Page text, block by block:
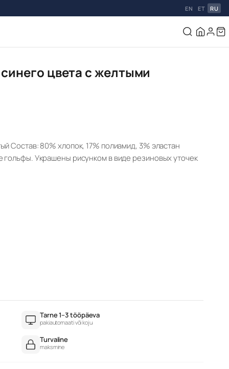
EN ET RU
цвета с желтыми
Состав: 80% хлопок, 17% полиамид, 3% эластан
Украшены рисунком в виде резиновых уточек
Tarne 1–3 tööpäeva
pakiautomaati või koju
Turvaline
maksmine